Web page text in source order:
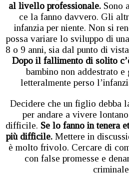
al livello professionale.Sono
ce la fanno davvero. Gli
infanzia per niente. Non si
possa variare lo sviluppo di
8 o 9 anni, sia dal punto di
Dopo il fallimento di solito
bambino non addestrato e
letteralmente perso
Decidere che un figlio debba
per andare a vivere
difficile. Se lo fanno in tenera
più difficile.Mettere in
è molto frivolo. Cercare di
con false promesse e